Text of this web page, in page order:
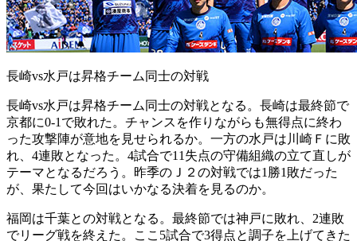
長崎vs水戸は昇格チーム同士の対戦
長崎vs水戸は昇格チーム同士の対戦となる。長崎は最終節で
京都に0-1で敗れた。チャンスを作りながらも無得点に終わ
った攻撃陣が意地を見せられるか。一方の水戸は川崎Ｆに敗
れ、4連敗となった。4試合で11失点の守備組織の立て直しが
テーマとなるだろう。昨季のＪ２の対戦では1勝1敗だった
が、果たして今回はいかなる決着を見るのか。
福岡は千葉との対戦となる。最終節では神戸に敗れ、2連敗
でリーグ戦を終えた。ここ5試合で3得点と調子を上げてきた